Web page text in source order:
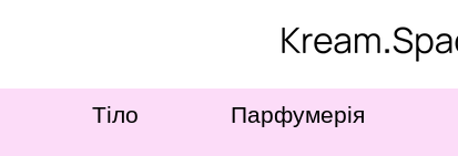
Тіло Парфумерія